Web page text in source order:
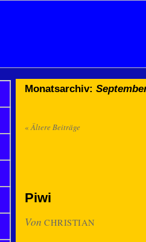
Monatsarchiv:
«Ältere Beiträge
Piwi
Von CHRISTIAN